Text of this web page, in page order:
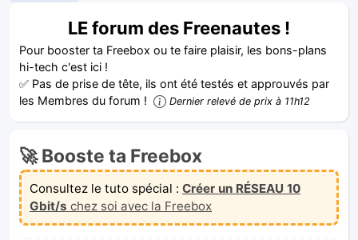
LE forum des Freenautes !
Pour booster ta Freebox ou te faire plaisir, les bons-plans
hi-tech c'est ici !
✅ Pas de prise de tête, ils ont été testés et approuvés par
les Membres du forum !
Dernier relevé de prix à 11h12
🚀 Booste ta Freebox
Consultez le tuto spécial : Créer un RÉSEAU 10
Gbit/s chez soi avec la Freebox